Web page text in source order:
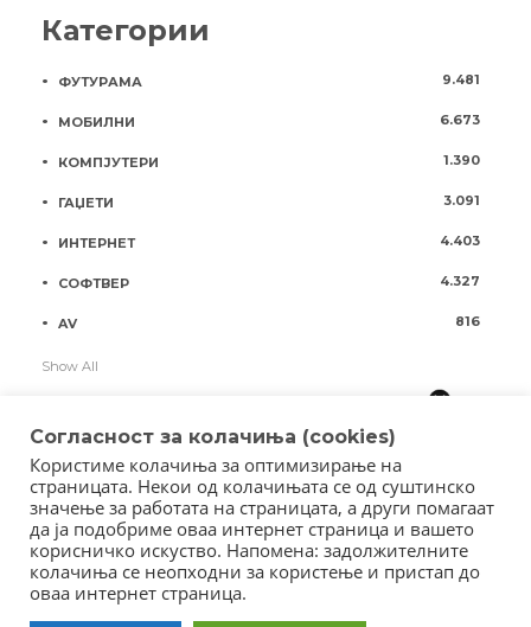
Категории
ФУТУРАМА 9.481
МОБИЛНИ 6.673
КОМПЈУТЕРИ 1.390
ГАЏЕТИ 3.091
ИНТЕРНЕТ 4.403
СОФТВЕР 4.327
AV 816
Show All
Copyright © 2018 - Member of IAB Macedonia
Согласност за колачиња (cookies)
Користиме колачиња за оптимизирање на
страницата. Некои од колачињата се од суштинско
значење за работата на страницата, а други помагаат
да ја подобриме оваа интернет страница и вашето
корисничко искуство. Напомена: задолжителните
колачиња се неопходни за користење и пристап до
оваа интернет страница.